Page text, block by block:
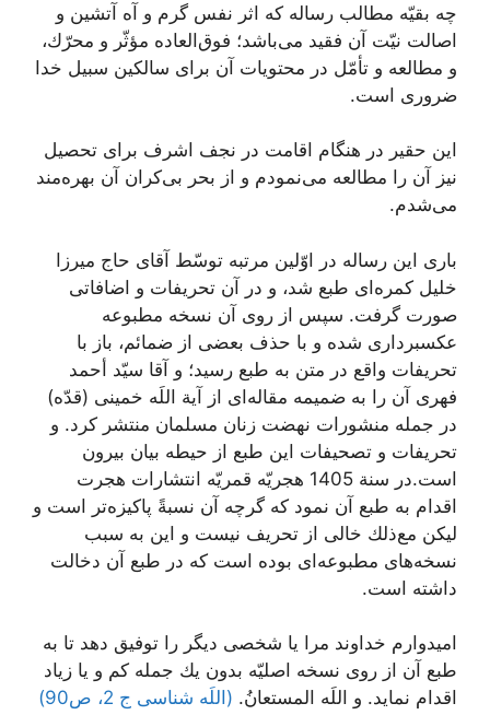
چه بقيّه مطالب رساله كه اثر نفس گرم و آه آتشين و
اصالت نيّت آن فقيد می‌‏باشد؛ فوق‌‏العاده مؤثّر و محرّك،
و مطالعه و تأمّل در محتويات آن براى سالكين سبيل خدا
ضرورى است.
اين حقير در هنگام اقامت در نجف اشرف براى تحصيل
نيز آن را مطالعه می‌‏نمودم و از بحر بی‌‏كران آن بهره‏‌مند
می‌‏شدم.
بارى اين رساله در اوّلين مرتبه توسّط آقاى حاج ميرزا
خليل كمره‌‏اى طبع شد، و در آن تحريفات و اضافاتى
صورت گرفت. سپس از روى آن نسخه مطبوعه
عكس‏بردارى شده و با حذف بعضى از ضمائم، باز با
تحريفات واقع در متن به طبع رسيد؛ و آقا سيّد أحمد
فهرى آن را به ضميمه مقاله‌‏اى از آية اللَه خمينى (قدّه)
در جمله منشورات نهضت زنان مسلمان منتشر كرد. و
تحريفات و تصحيفات اين طبع از حيطه بيان بيرون
است.در سنة 1405 هجريّه قمريّه انتشارات هجرت
اقدام به طبع آن نمود كه گرچه آن نسبةً پاكيزه‌‏تر است و
ليكن مع‌‏ذلك خالى از تحريف نيست و اين به سبب
نسخه‏‌هاى مطبوعه‌‏اى بوده است كه در طبع آن دخالت
داشته است.
اميدوارم خداوند مرا يا شخصى ديگر را توفيق دهد تا به
طبع آن از روى نسخه اصليّه بدون يك جمله كم و يا زياد
اقدام نمايد. و اللَه المستعانُ. (اللَه شناسی ج 2، ص90)